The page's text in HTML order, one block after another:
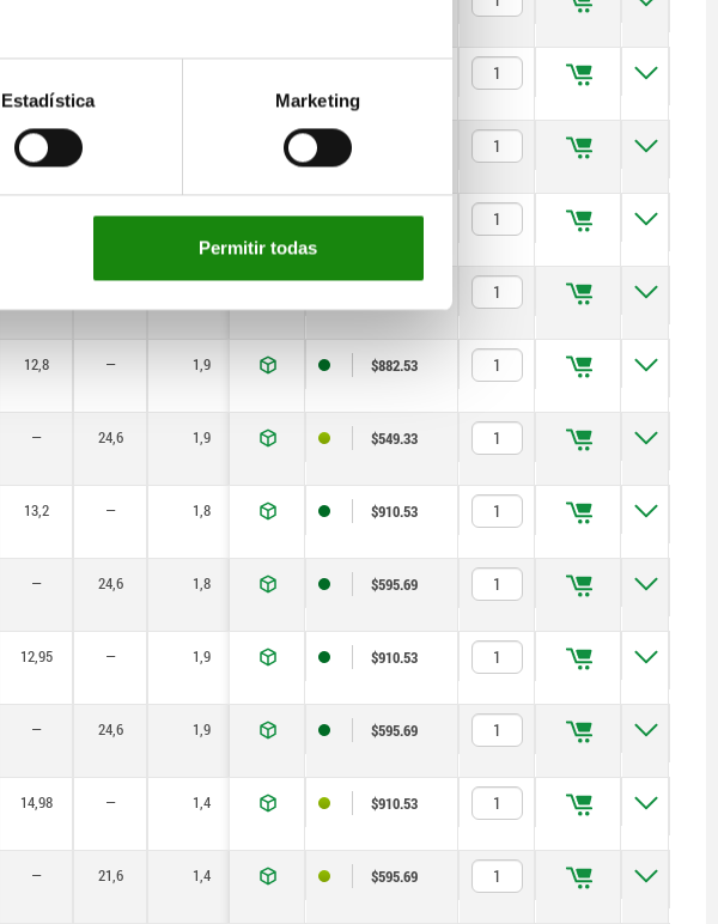
Estadística Marketing
Permitir todas
1,8
— 1,9 2,3 2,8
$882.53
12,8 — 1,9 2,8
$882.53
— 24,6 1,9 2,8
$549.33
13,2 — 1,8 2,7
$910.53
— 24,6 1,8 2,7
$595.69
12,95 — 1,9 2,8
$910.53
— 24,6 1,9 2,8
$595.69
14,98 — 1,4 2,1
$910.53
— 21,6 1,4 2,1
$595.69